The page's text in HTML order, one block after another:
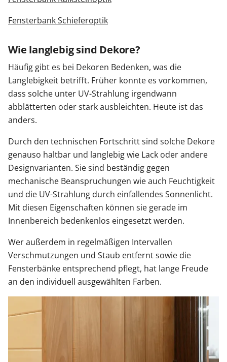
Fensterbank Schieferoptik
Wie langlebig sind Dekore?
Häufig gibt es bei Dekoren Bedenken, was die
Langlebigkeit betrifft. Früher konnte es vorkommen,
dass solche unter UV-Strahlung irgendwann
abblätterten oder stark ausbleichten. Heute ist das
anders.
Durch den technischen Fortschritt sind solche Dekore
genauso haltbar und langlebig wie Lack oder andere
Designvarianten. Sie sind beständig gegen
mechanische Beanspruchungen wie auch Feuchtigkeit
und die UV-Strahlung durch einfallendes Sonnenlicht.
Mit diesen Eigenschaften können sie gerade im
Innenbereich bedenkenlos eingesetzt werden.
Wer außerdem in regelmäßigen Intervallen
Verschmutzungen und Staub entfernt sowie die
Fensterbänke entsprechend pflegt, hat lange Freude
an den individuell ausgewählten Farben.